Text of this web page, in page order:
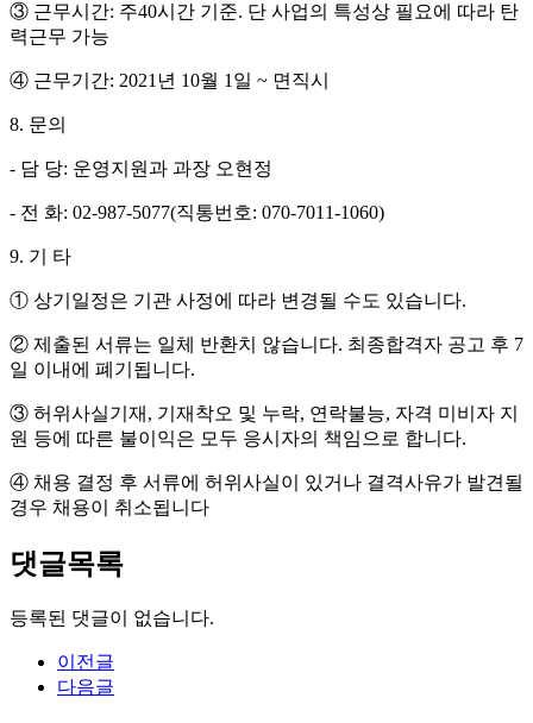
③ 근무시간: 주40시간 기준. 단 사업의 특성상 필요에 따라 탄
력근무 가능
④ 근무기간: 2021 년 10월 1 일 ~ 면직시
8. 문의
- 담 당: 운영지원과 과장 오현정
- 전 화: 02-987-5077(직통번호: 070-7011-1060)
9. 기 타
① 상기일정은 기관 사정에 따라 변경될 수도 있습니다.
② 제출된 서류는 일체 반환치 않습니다. 최종합격자 공고 후 7
일 이내에 폐기됩니다.
③ 허위사실기재 , 기재착오 및 누락, 연락불능, 자격 미비자 지
원 등에 따른 불이익은 모두 응시자의 책임으로 합니다.
④ 채용 결정 후 서류에 허위사실이 있거나 결격사유가 발견될
경우 채용이 취소됩니다
댓글목록
등록된 댓글이 없습니다.
이전글
다음글